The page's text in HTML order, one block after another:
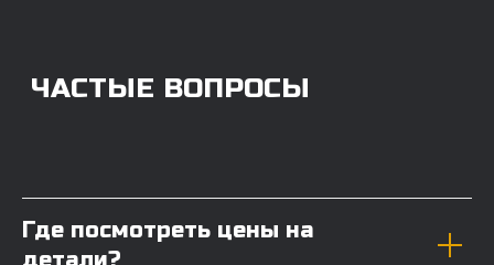
Где посмотреть цены на